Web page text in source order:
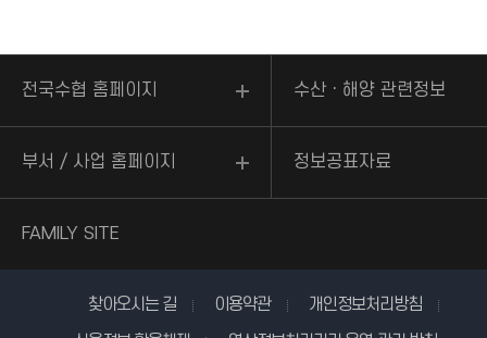
전국수협 홈페이지 수산ㆍ해양 관련정보
부서 / 사업 홈페이지 정보공표자료
FAMILY SITE
찾아오시는 길 이용약관
개인정보처리방침